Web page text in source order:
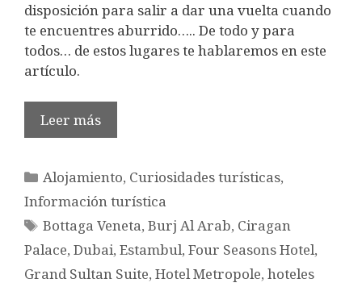
disposición para salir a dar una vuelta cuando
te encuentres aburrido….. De todo y para
todos… de estos lugares te hablaremos en este
artículo.
Leer más
Categorías
Alojamiento, Curiosidades turísticas,
Información turística
Etiquetas
Bottaga Veneta,Burj Al Arab, Ciragan
Palace, Dubai, Estambul, Four Seasons Hotel,
Grand Sultan Suite, Hotel Metropole, hoteles